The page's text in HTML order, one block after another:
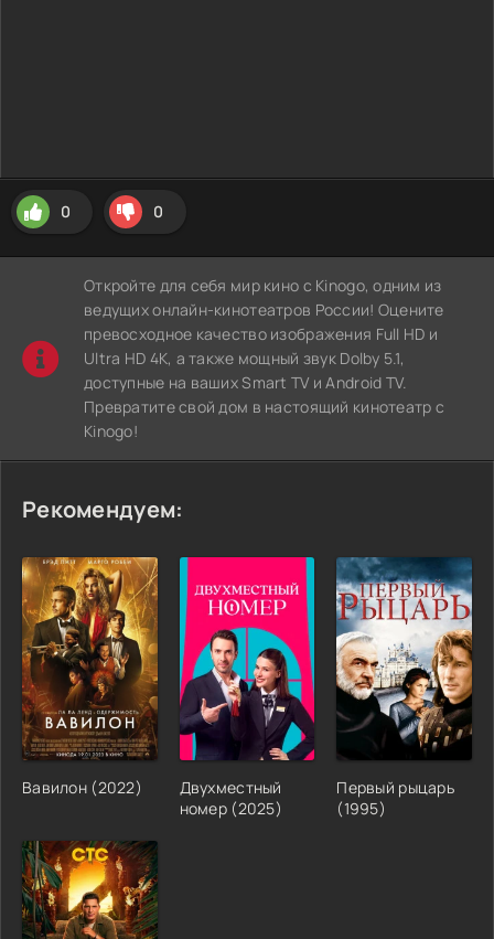
0 0
Откройте для себя мир кино с Kinogo, одним из
ведущих онлайн-кинотеатров России! Оцените
превосходное качество изображения Full HD и
Ultra HD 4K, а также мощный звук Dolby 5.1,
доступные на ваших Smart TV и Android TV.
Превратите свой дом в настоящий кинотеатр с
Kinogo!
Рекомендуем:
Вавилон (2022)
Двухместный
номер (2025)
Первый рыцарь
(1995)